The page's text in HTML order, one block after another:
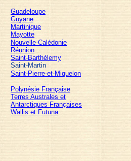
Guadeloupe
Guyane
Martinique
Mayotte
Nouvelle-Calédonie
Réunion
Saint-Barthélemy
Saint-Martin
Saint-Pierre-et-Miquelon
Polynésie Française
Terres Australes et
Antarctiques Françaises
Wallis et Futuna